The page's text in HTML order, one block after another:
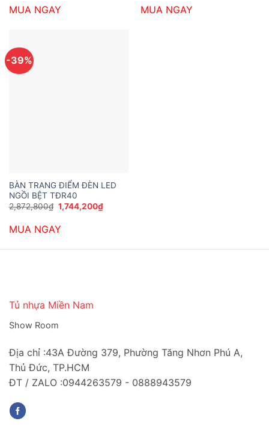
3,283,200₫.
MUA NGAY
2,462,400₫.
MUA NGAY
-39%
BÀN TRANG ĐIỂM ĐÈN LED
NGỒI BỆT TĐR40
2,872,800₫ Giá
gốc
2,872,800₫.
1,744,200₫Giá
hiện
MUA NGAY
Tủ nhựa Miền Nam
Show Room
Địa chỉ :43A Đường 379, Phường Tăng Nhơn Phú A,
Thủ Đức, TP.HCM
ĐT / ZALO :0944263579 - 0888943579